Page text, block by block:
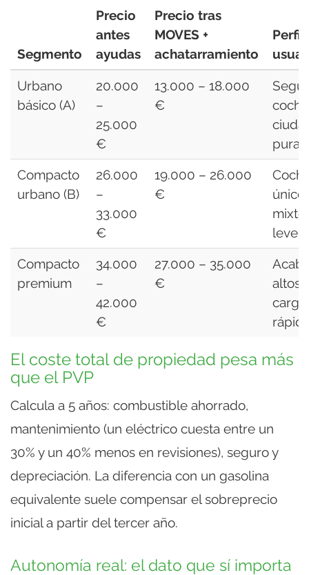
Segmento
Precio
antes
ayudas
Precio tras
MOVES +
achatarramiento
Perfil
Urbano
básico (A)
20.000
–
25.000
€
13.000 – 18.000
€
pura
Compacto
urbano (B)
26.000
–
33.000
€
19.000 – 26.000
€
mixto
leve
Compacto
premium
34.000
–
42.000
€
27.000 – 35.000
€
altos,
carga
El coste total de propiedad pesa más
que el PVP
Calcula a 5 años: combustible ahorrado,
mantenimiento (un eléctrico cuesta entre un
30% y un 40% menos en revisiones), seguro y
depreciación. La diferencia con un gasolina
equivalente suele compensar el sobreprecio
inicial a partir del tercer año.
Autonomía real: el dato que sí importa